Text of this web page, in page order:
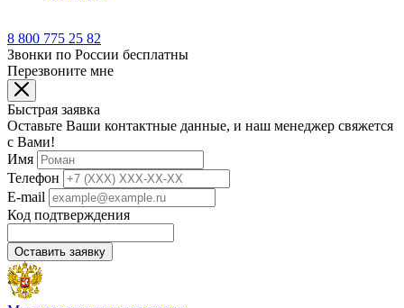
8 800 775 25 82
Звонки по России бесплатны
Перезвоните мне
Быстрая заявка
Оставьте Ваши контактные данные, и наш менеджер свяжется
с Вами!
Имя
Телефон
E-mail
Код подтверждения
Оставить заявку